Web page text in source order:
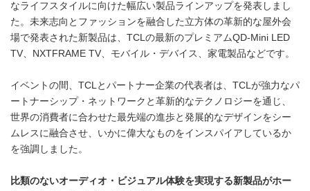
なライフスタイルに向けた幅広い製品ラインアップを発表しまし
た。未来志向とファッションを融合した立方体の革新的な屋外会
場で発表された新製品は、TCLの最新のプレミアムQD-Mini LED
TV、NXTFRAME TV、モバイル・デバイス、家電製品などです。
イベントの間、TCLとパートナー企業の代表者は、TCLが強力なパ
ートナーシップ・ネットワークと革新的なテクノロジーを通じ、
世界の消費者に合わせた最先端の進歩と発展的なデザインをシー
ムレスに融合させ、いかに偉大なものをインスパイアしているか
を強調しました。
比類のないオーディオ・ビジュアル体験を実現する新製品がホー